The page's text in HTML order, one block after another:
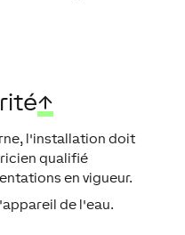
↑
l'installation doit
qualifié
en vigueur.
de l'eau.